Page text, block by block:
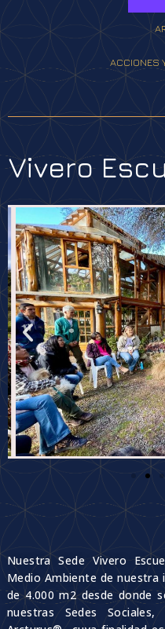
ACCIONES
Vivero
Nuestra Sede Vivero
Medio Ambiente de
de 4.000 m2 desde donde
nuestras Sedes